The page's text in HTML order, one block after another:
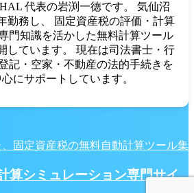
代表の岩渕一徳です。 気仙沼
勤務し、 固定資産税の評価・計算
門知識を活かした無料計算ツール
しています。 現在は司法書士・行
記・空家・不動産の法的手続きを
にサポートしています。
固定資産税の無料自動計算ツール集
算シミュレーション専門サイ
物）自動計算ツール【元税務課職
建て税額シミュレーションサイ
得税の計算シミュレーション, 土
動産取得税の計算 , 新築家屋の不動産